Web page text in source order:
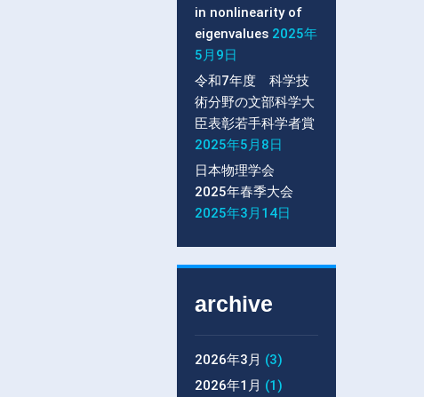
in nonlinearity of
eigenvalues 2025年
5月9日
令和7年度 科学技
術分野の文部科学大
臣表彰若手科学者賞
2025年5月8日
日本物理学会
2025年春季大会
2025年3月14日
archive
2026年3月 (3)
2026年1月 (1)